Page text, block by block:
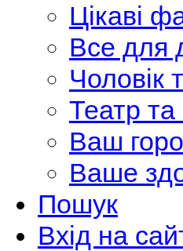
Цікаві
Все для
Чоловік
Театр та
Ваш
Ваше
Пошук
Вхід на